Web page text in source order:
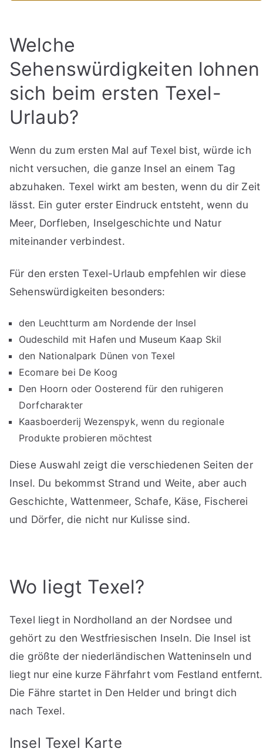
Welche
Sehenswürdigkeiten lohnen
sich beim ersten Texel-
Urlaub?
Wenn du zum ersten Mal auf Texel bist, würde ich
nicht versuchen, die ganze Insel an einem Tag
abzuhaken. Texel wirkt am besten, wenn du dir Zeit
lässt. Ein guter erster Eindruck entsteht, wenn du
Meer, Dorfleben, Inselgeschichte und Natur
miteinander verbindest.
Für den ersten Texel-Urlaub empfehlen wir diese
Sehenswürdigkeiten besonders:
den Leuchtturm am Nordende der Insel
Oudeschild mit Hafen und Museum Kaap Skil
den Nationalpark Dünen von Texel
Ecomare bei De Koog
Den Hoorn oder Oosterend für den ruhigeren
Dorfcharakter
Kaasboerderij Wezenspyk, wenn du regionale
Produkte probieren möchtest
Diese Auswahl zeigt die verschiedenen Seiten der
Insel. Du bekommst Strand und Weite, aber auch
Geschichte, Wattenmeer, Schafe, Käse, Fischerei
und Dörfer, die nicht nur Kulisse sind.
Wo liegt Texel?
Texel liegt in Nordholland an der Nordsee und
gehört zu den Westfriesischen Inseln. Die Insel ist
die größte der niederländischen Watteninseln und
liegt nur eine kurze Fährfahrt vom Festland entfernt.
Die Fähre startet in Den Helder und bringt dich
nach Texel.
Insel Texel Karte